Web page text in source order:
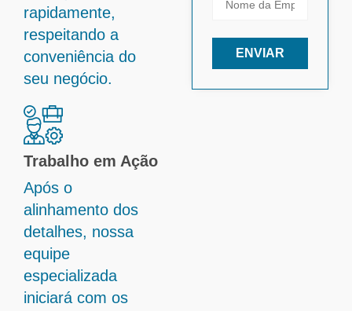
rapidamente,
respeitando a
conveniência do
seu negócio.
Trabalho em Ação
Após o
alinhamento dos
detalhes, nossa
equipe
especializada
iniciará com os
ENVIAR